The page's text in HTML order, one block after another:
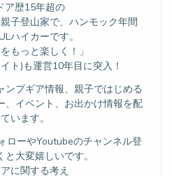
ア歴15年超の
子登山家で、ハンモック年間
ハイカーです。
もっと楽しく！」
ト)も運営10年目に突入！
ンプギア情報、親子ではじめる
、イベント、お出かけ情報を配
います。
ローやYoutubeのチャンネル登
大変嬉しいです。
に関する考え